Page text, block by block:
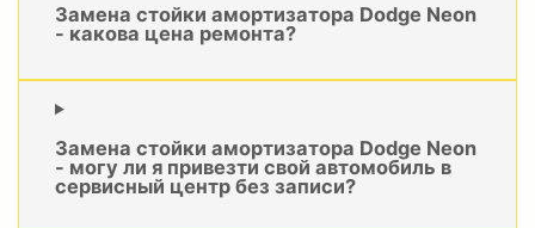
Замена стойки амортизатора Dodge Neon
- какова цена ремонта?
Замена стойки амортизатора Dodge Neon
- могу ли я привезти свой автомобиль в
сервисный центр без записи?